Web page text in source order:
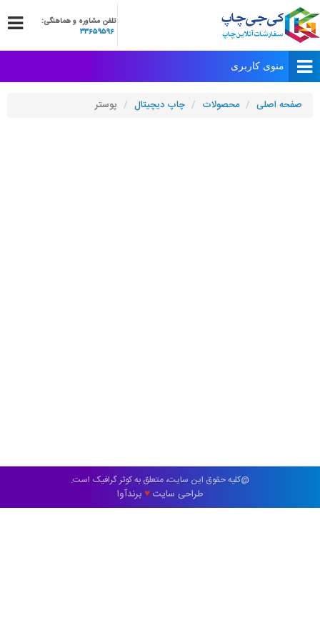
تلفن مشاوره و هماهنگی:
33659596
صفحه اصلی محصولات چاپ دیچیتال پوستر
@کلیه حقوق این سایت، متعلق به کوثر گرافیک است.
طراحی سایت♥ برندآوا